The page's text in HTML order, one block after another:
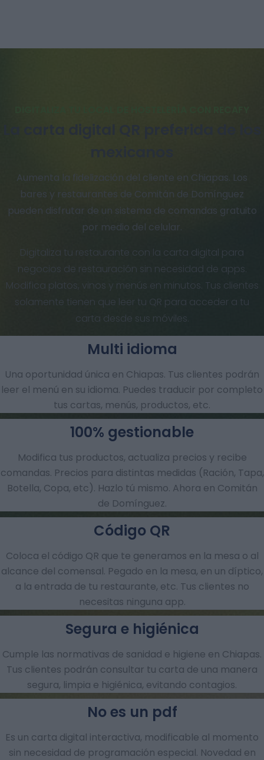
Aumenta la fidelización del cliente en Chiapas. Los
bares y restaurantes de Comitán de Domínguez
pueden disfrutar de un sistema de comandas gratuito
por medio del celular.
Digitaliza tu restaurante con la carta digital para
negocios de restauración sin necesidad de apps.
Modifica platos, vinos y menús en minutos. Tus clientes
solamente tienen que leer tu QR para acceder a tu
carta desde sus móviles.
Una oportunidad única en Chiapas. Tus clientes podrán
leer el menú en su idioma. Puedes traducir por completo
tus cartas, menús, productos, etc.
Multi idioma
Modifica tus productos, actualiza precios y recibe
comandas.​ Precios para distintas medidas (Ración, Tapa,
Botella, Copa, etc). Hazlo tú mismo. Ahora en Comitán
de Domínguez.
100% gestionable
Coloca el código QR que te generamos en la mesa o al
alcance del comensal. Pegado en la mesa, en un díptico,
a la entrada de tu restaurante, etc. Tus clientes no
necesitas ninguna app.
Código QR
Cumple las normativas de sanidad e higiene en Chiapas.
Tus clientes podrán consultar tu carta de una manera
segura, limpia e higiénica, evitando contagios.
Segura e higiénica
Es un carta digital interactiva, modificable al momento
sin necesidad de programación especial. Novedad en
No es un pdf